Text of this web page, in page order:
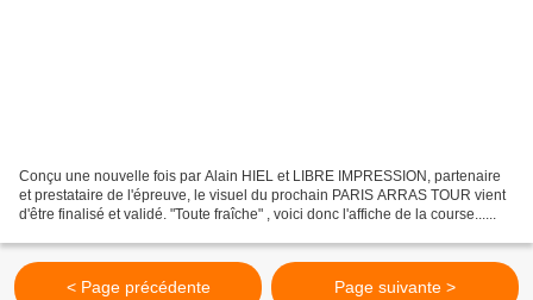
Conçu une nouvelle fois par Alain HIEL et LIBRE IMPRESSION, partenaire
et prestataire de l'épreuve, le visuel du prochain PARIS ARRAS TOUR vient
d'être finalisé et validé. "Toute fraîche" , voici donc l'affiche de la course......
< Page précédente Page suivante >